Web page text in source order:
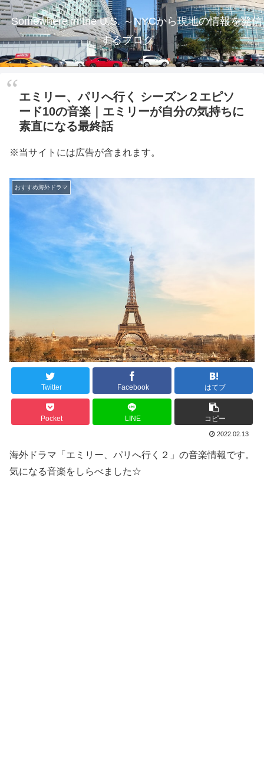
Somewhere in the U.S. ～NYCから現地の情報を発信
するブログ
エミリー、パリへ行く シーズン２エピソ
ード10の音楽｜エミリーが自分の気持ちに
素直になる最終話
※当サイトには広告が含まれます。
おすすめ海外ドラマ
Twitter Facebook はてブ
Pocket LINE コピー
2022.02.13
海外ドラマ「エミリー、パリへ行く２」の音楽情報です。
気になる音楽をしらべました☆